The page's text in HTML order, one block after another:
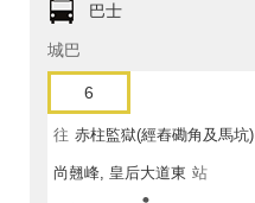
巴士
城巴
6
往 赤柱監獄(經舂磡角及馬坑)
尚翹峰, 皇后大道東 站